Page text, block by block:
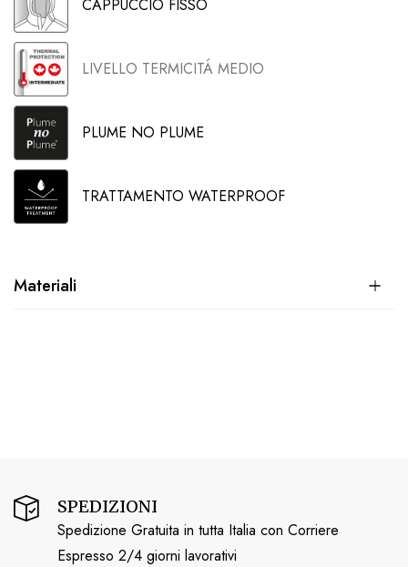
CAPPUCCIO FISSO
LIVELLO TERMICITÁ MEDIO
PLUME NO PLUME
TRATTAMENTO WATERPROOF
Materiali
SPEDIZIONI
Spedizione Gratuita in tutta Italia con Corriere
Espresso 2/4 giorni lavorativi